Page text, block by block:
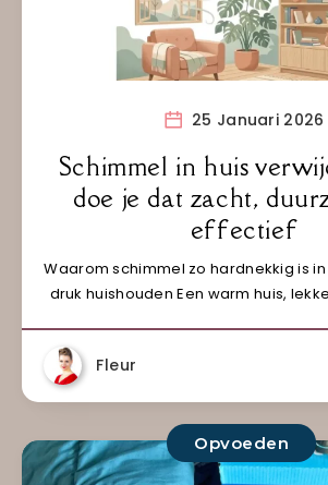
25 Januari 2026
Schimmel in huis
doe je dat zacht,
effectief
Waarom schimmel zo hardnekkig is
druk huishouden Een warm huis,
Fleur
Opvoeden